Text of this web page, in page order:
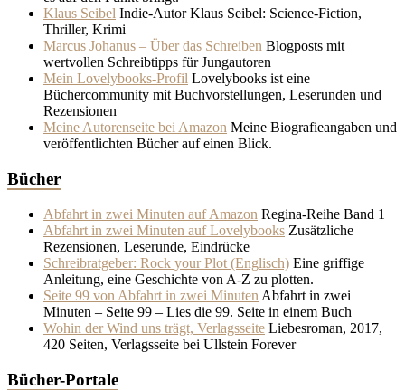
Klaus Seibel Indie-Autor Klaus Seibel: Science-Fiction,
Thriller, Krimi
Marcus Johanus – Über das Schreiben Blogposts mit
wertvollen Schreibtipps für Jungautoren
Mein Lovelybooks-Profil Lovelybooks ist eine
Büchercommunity mit Buchvorstellungen, Leserunden und
Rezensionen
Meine Autorenseite bei Amazon Meine Biografieangaben und
veröffentlichten Bücher auf einen Blick.
Bücher
Abfahrt in zwei Minuten auf Amazon Regina-Reihe Band 1
Abfahrt in zwei Minuten auf Lovelybooks Zusätzliche
Rezensionen, Leserunde, Eindrücke
Schreibratgeber: Rock your Plot (Englisch) Eine griffige
Anleitung, eine Geschichte von A-Z zu plotten.
Seite 99 von Abfahrt in zwei Minuten Abfahrt in zwei
Minuten – Seite 99 – Lies die 99. Seite in einem Buch
Wohin der Wind uns trägt, Verlagsseite Liebesroman, 2017,
420 Seiten, Verlagsseite bei Ullstein Forever
Bücher-Portale